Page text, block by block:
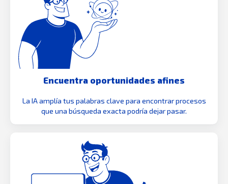
Encuentra oportunidades afines
La IA amplía tus palabras clave para encontrar procesos
que una búsqueda exacta podría dejar pasar.